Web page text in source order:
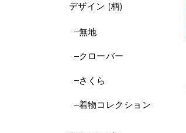
デザイン (柄)
無地
クローバー
さくら
着物コレクション